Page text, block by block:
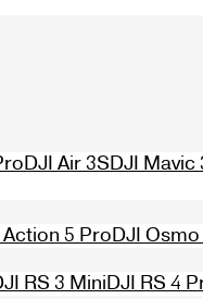
DJI Air 3SDJI Mavic
5 ProDJI
RS 3 MiniDJI RS 4